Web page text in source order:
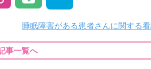
睡眠障害がある患者さんに関する
事一覧へ